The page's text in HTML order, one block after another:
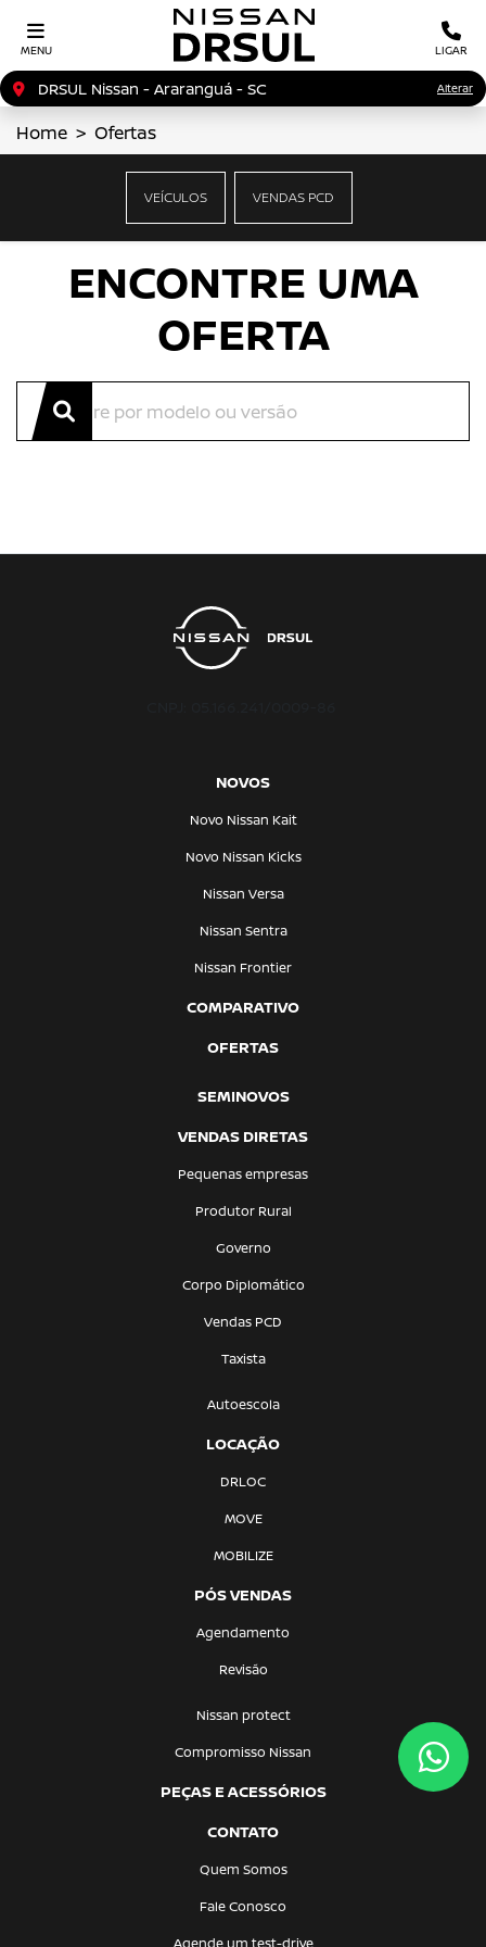
MENU LIGAR
DRSUL Nissan - Araranguá - SC Alterar
Home Ofertas
VEÍCULOS VENDAS PCD
OFERTAS NISSAN
Clique e solicite sua proposta.
ENCONTRE UMA
OFERTA
NOVOS
Novo Nissan Kait
Novo Nissan Kicks
Nissan Versa
Nissan Sentra
Nissan Frontier
COMPARATIVO
OFERTAS
SEMINOVOS
VENDAS DIRETAS
Pequenas empresas
Produtor Rural
Governo
Corpo Diplomático
Vendas PCD
Taxista
Autoescola
LOCAÇÃO
DRLOC
MOVE
MOBILIZE
PÓS VENDAS
Agendamento
Revisão
Nissan protect
Compromisso Nissan
PEÇAS E ACESSÓRIOS
CONTATO
Quem Somos
Fale Conosco
Agende um test-drive